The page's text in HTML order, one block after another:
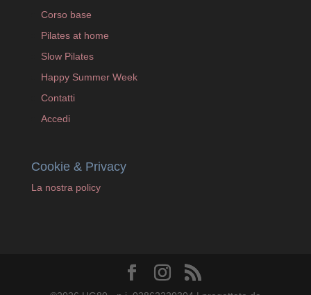
Corso base
Pilates at home
Slow Pilates
Happy Summer Week
Contatti
Accedi
Cookie & Privacy
La nostra policy